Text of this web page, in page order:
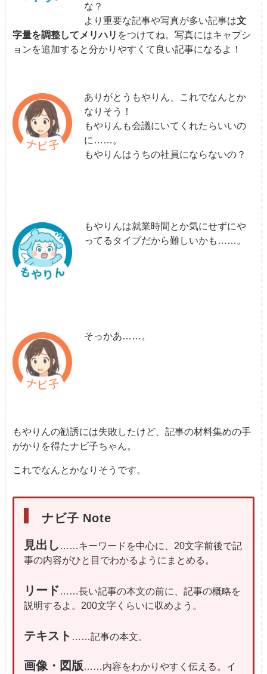
な？
より重要な記事や写真が多い記事は文
字量を調整してメリハリ をつけてね。写真にはキャプシ
ョンを追加すると分かりやすくて良い記事になるよ！
ありがとうもやりん、これでなんとか
なりそう！
もやりんも会議にいてくれたらいいの
に……。
もやりんはうちの社員にならないの？
もやりんは就業時間とか気にせずにや
ってるタイプだから難しいかも……。
そっかあ……。
もやりんの勧誘には失敗したけど、記事の材料集めの手
がかりを得たナビ子ちゃん。
これでなんとかなりそうです。
ナビ子 Note
見出し ……キーワードを中心に、20文字前後で記
事の内容がひと目でわかるようにまとめる。
リード……長い記事の本文の前に、記事の概略を
説明するよ。200文字くらいに収めよう。
テキスト ……記事の本文。
画像・図版……内容をわかりやすく伝える。イ